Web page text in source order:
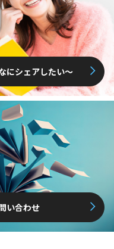
にシェアしたい〜
い合わせ